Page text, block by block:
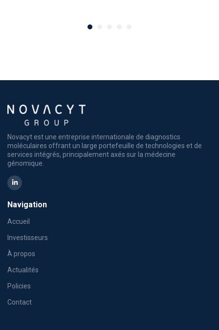
Novacyt est une entreprise internationale de diagnostics
moléculaires offrant un large portefeuille de technologies et de
services intégrés, principalement axés sur la médecine
génomique.
Navigation
Accueil
Investisseurs
À propos
Actualités
Policies
Contact